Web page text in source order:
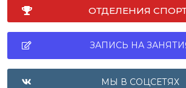
ОТДЕЛЕНИЯ
ЗАПИСЬ НА
МЫ В СОЦСЕТЯХ